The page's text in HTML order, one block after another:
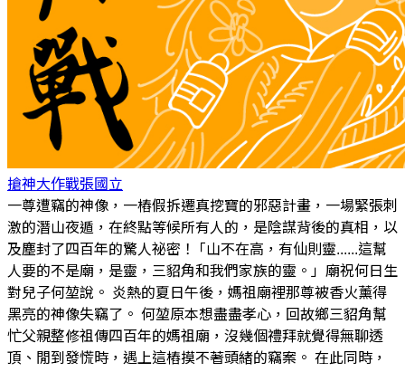
搶神大作戰張國立
一尊遭竊的神像，一樁假拆遷真挖寶的邪惡計畫，一場緊張刺
激的潛山夜遁，在終點等候所有人的，是陰謀背後的真相，以
及塵封了四百年的驚人祕密！ ｢山不在高，有仙則靈......這幫
人要的不是廟，是靈，三貂角和我們家族的靈。」廟祝何日生
對兒子何堃說。 炎熱的夏日午後，媽祖廟裡那尊被香火薰得
黑亮的神像失竊了。 何堃原本想盡盡孝心，回故鄉三貂角幫
忙父親整修祖傳四百年的媽祖廟，沒幾個禮拜就覺得無聊透
頂、閒到發慌時，遇上這樁摸不著頭緒的竊案。 在此同時，